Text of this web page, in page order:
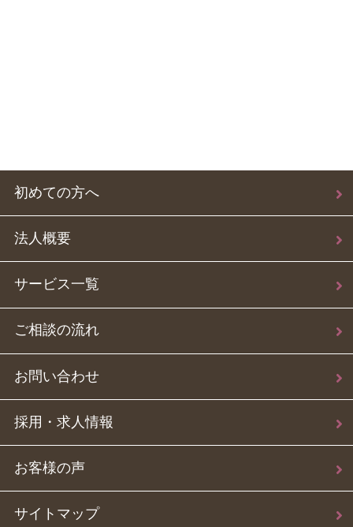
初めての方へ
法人概要
サービス一覧
ご相談の流れ
お問い合わせ
採用・求人情報
お客様の声
サイトマップ